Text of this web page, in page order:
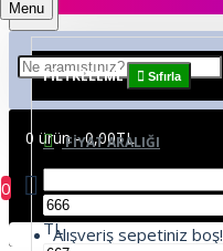
Menu
0 ürün - 0,00TL
0
Alışveriş sepetiniz boş!
FILTRELEME Sıfırla
FIYAT ARALIĞI
TL